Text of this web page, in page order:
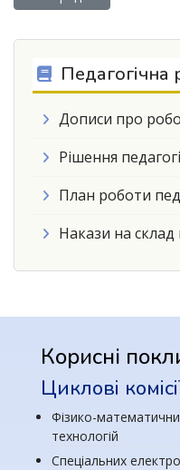
Дописи про
Рішення
План роботи
Накази на склад
Корисні
Циклові
Фізико-
технологій
Спеціальних